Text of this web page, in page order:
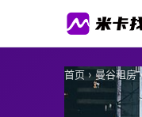
首页› 曼谷租房